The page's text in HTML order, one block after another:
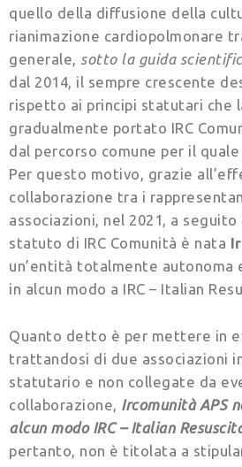
quello della diffusione della
rianimazione cardiopolmonare
generale, sotto la guida
dal 2014, il sempre crescente
rispetto ai principi statutari che
gradualmente portato IRC
dal percorso comune per il
Per questo motivo, grazie
collaborazione tra i
associazioni, nel 2021, a
statuto di IRC Comunità è nata
un’entità totalmente autonoma
in alcun modo a IRC – Italian
Quanto detto è per mettere in
trattandosi di due associazioni
statutario e non collegate da
collaborazione, Ircomunità APS
alcun modo IRC – Italian
pertanto, non è titolata a